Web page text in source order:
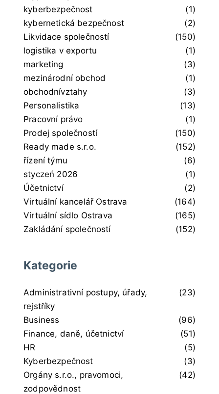
kyberbezpečnost
(1)
kybernetická bezpečnost
(2)
Likvidace společností
(150)
logistika v exportu
(1)
marketing
(3)
mezinárodní obchod
(1)
obchodnívztahy
(3)
Personalistika
(13)
Pracovní právo
(1)
Prodej společností
(150)
Ready made s.r.o.
(152)
řízení týmu
(6)
styczeń 2026
(1)
Účetnictví
(2)
Virtuální kancelář Ostrava
(164)
Virtuální sídlo Ostrava
(165)
Zakládání společností
(152)
Kategorie
Administrativní postupy, úřady,
rejstříky
(23)
Business
(96)
Finance, daně, účetnictví
(51)
HR
(5)
Kyberbezpečnost
(3)
Orgány s.r.o., pravomoci,
zodpovědnost
(42)